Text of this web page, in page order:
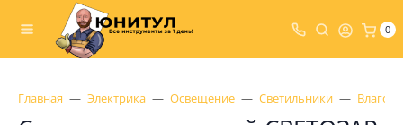
0
Главная Электрика Освещение Светильники